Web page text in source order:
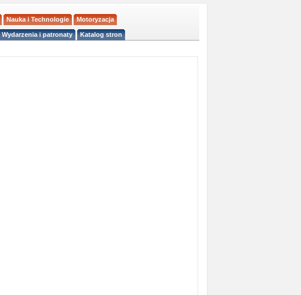
Nauka i Technologie Motoryzacja
Wydarzenia i patronaty Katalog stron